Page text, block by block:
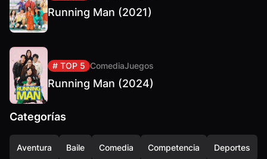
Running Man (2021)
# TOP 5 ComediaJuegos
Running Man (2024)
Categorías
Aventura Baile Comedia Competencia Deportes